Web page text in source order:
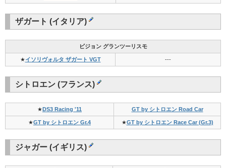
ザガート (イタリア)
ビジョン グランツーリスモ
★イソリヴォルタ ザガート VGT ---
シトロエン (フランス)
★DS3 Racing '11 GT by シトロエン Road Car
★GT by シトロエン Gr.4 ★GT by シトロエン Race Car (Gr.3)
ジャガー (イギリス)